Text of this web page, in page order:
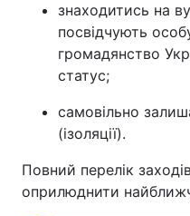
знаходитись на
посвідчують
громадянство
статус;
самовільно
(ізоляції).
Повний перелік
оприлюднити